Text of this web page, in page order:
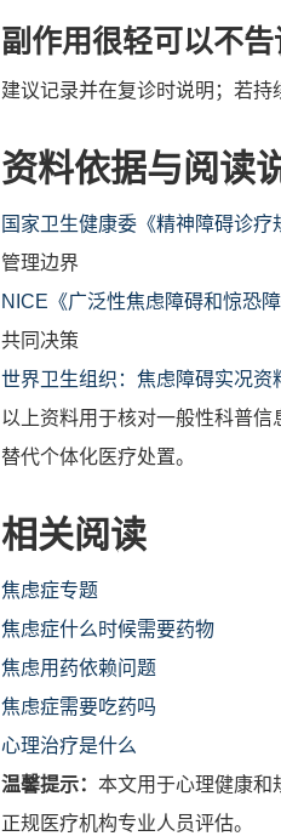
副作用很轻可以不
建议记录并在复诊时说明；若持
资料依据与阅读
国家卫生健康委《精神障碍诊疗
管理边界
NICE《广泛性焦虑障碍和惊恐
共同决策
世界卫生组织：焦虑障碍实况资
以上资料用于核对一般性科普
替代个体化医疗处置。
相关阅读
焦虑症专题
焦虑症什么时候需要药物
焦虑用药依赖问题
焦虑症需要吃药吗
心理治疗是什么
温馨提示： 本文用于心理健康和
正规医疗机构专业人员评估。